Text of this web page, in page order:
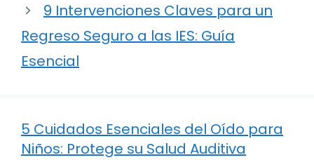
9 Intervenciones Claves para un
Regreso Seguro a las IES: Guía
Esencial
5 Cuidados Esenciales del Oído para
Niños: Protege su Salud Auditiva